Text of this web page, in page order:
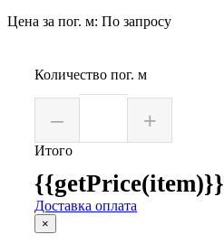
Цена за пог. м: По запросу
Количество пог. м
– +
Итого
{{getPrice(item)}}
Доставка оплата
×